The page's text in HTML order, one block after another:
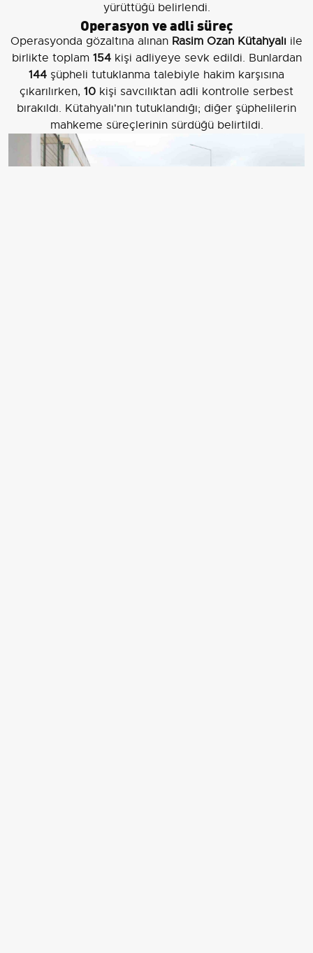
yürüttüğü belirlendi.
Operasyon ve adli süreç
Operasyonda gözaltına alınan Rasim Ozan Kütahyalı ile
birlikte toplam 154kişi adliyeye sevk edildi. Bunlardan
144 şüpheli tutuklanma talebiyle hakim karşısına
çıkarılırken, 10 kişi savcılıktan adli kontrolle serbest
bırakıldı. Kütahyalı'nın tutuklandığı; diğer şüphelilerin
mahkeme süreçlerinin sürdüğü belirtildi.